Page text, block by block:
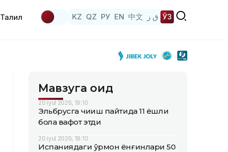
Таҳлил KZ QZ РУ EN 中文 ق ز ЎЗ
Мавзуга оид
20 iyul 2026, 19:10
Эльбрусга чиқиш пайтида 11 ёшли
бола вафот этди
20 iyul 2026, 18:10
Испаниядаги ўрмон ёнғинлари 50